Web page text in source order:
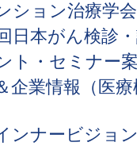
ション治療学
日本がん検診
ト・セミナー
企業情報（医
ンナービジョ